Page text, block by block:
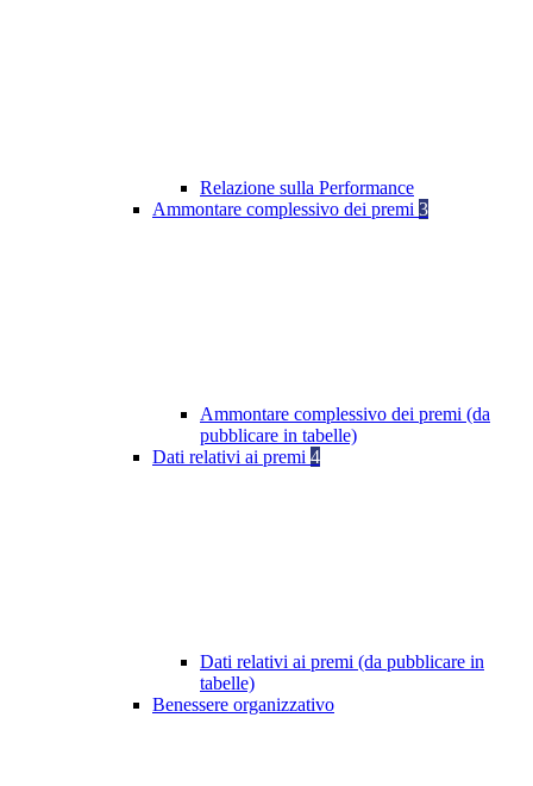
Relazione sulla Performance
Ammontare complessivo dei premi 3
Ammontare complessivo dei premi (da
pubblicare in tabelle)
Dati relativi ai premi 4
Dati relativi ai premi (da pubblicare in
tabelle)
Benessere organizzativo